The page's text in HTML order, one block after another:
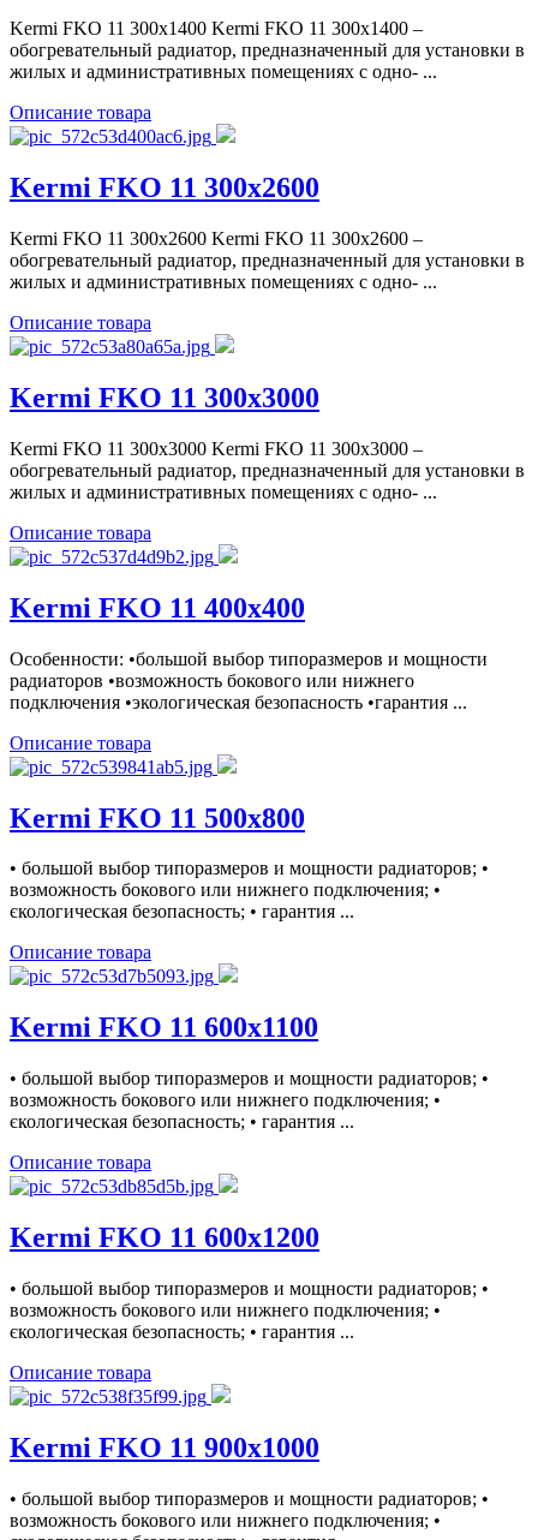
Kermi FKO 11 300x1400 Kermi FKO 11 300x1400 –
обогревательный радиатор, предназначенный для установки в
жилых и административных помещениях с одно- ...
Описание товара
Kermi FKO 11 300x2600
Kermi FKO 11 300x2600 Kermi FKO 11 300x2600 –
обогревательный радиатор, предназначенный для установки в
жилых и административных помещениях с одно- ...
Описание товара
Kermi FKO 11 300x3000
Kermi FKO 11 300x3000 Kermi FKO 11 300x3000 –
обогревательный радиатор, предназначенный для установки в
жилых и административных помещениях с одно- ...
Описание товара
Kermi FKO 11 400x400
Особенности: •большой выбор типоразмеров и мощности
радиаторов •возможность бокового или нижнего
подключения •экологическая безопасность •гарантия ...
Описание товара
Kermi FKO 11 500x800
• большой выбор типоразмеров и мощности радиаторов; •
возможность бокового или нижнего подключения; •
єкологическая безопасность; • гарантия ...
Описание товара
Kermi FKO 11 600x1100
• большой выбор типоразмеров и мощности радиаторов; •
возможность бокового или нижнего подключения; •
єкологическая безопасность; • гарантия ...
Описание товара
Kermi FKO 11 600x1200
• большой выбор типоразмеров и мощности радиаторов; •
возможность бокового или нижнего подключения; •
єкологическая безопасность; • гарантия ...
Описание товара
Kermi FKO 11 900x1000
• большой выбор типоразмеров и мощности радиаторов; •
возможность бокового или нижнего подключения; •